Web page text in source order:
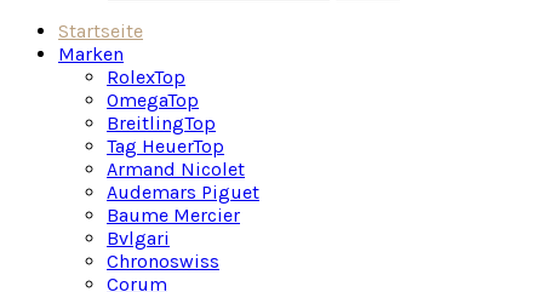
Startseite
Marken
RolexTop
OmegaTop
BreitlingTop
Tag HeuerTop
Armand Nicolet
Audemars Piguet
Baume Mercier
Bvlgari
Chronoswiss
Corum